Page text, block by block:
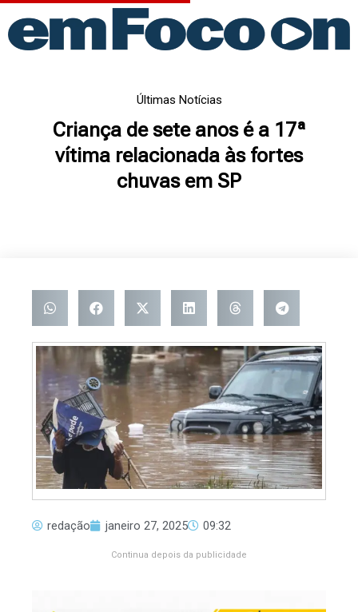
para
Últimas Notícias
Criança de sete anos é a 17ª
vítima relacionada às fortes
chuvas em SP
redação janeiro 27, 2025 09:32
Continua depois da publicidade